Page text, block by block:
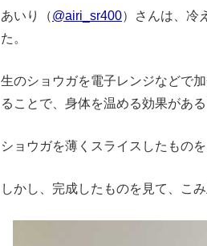
あいり（@airi_sr400）さんは、冷
た。
生のショウガを電子レンジなどで
ることで、身体を温める効果がある
ショウガを薄くスライスしたもの
しかし、完成したものを見て、こ